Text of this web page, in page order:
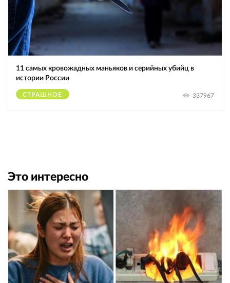
11 самых кровожадных маньяков и серийных убийц в
истории России
СТРАШНОЕ 337967
Это интересно